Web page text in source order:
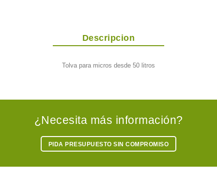
Descripcion
Tolva para micros desde 50 litros
¿Necesita más información?
PIDA PRESUPUESTO SIN COMPROMISO